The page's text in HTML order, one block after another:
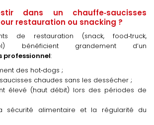
dans un chauffe‑saucisses
restauration ou snacking ?
de restauration (snack, food‑truck,
bénéficient grandement d’un
professionnel:
des hot‑dogs ;
chaudes sans les dessécher ;
élevé (haut débit) lors des périodes de
sécurité alimentaire et la régularité du